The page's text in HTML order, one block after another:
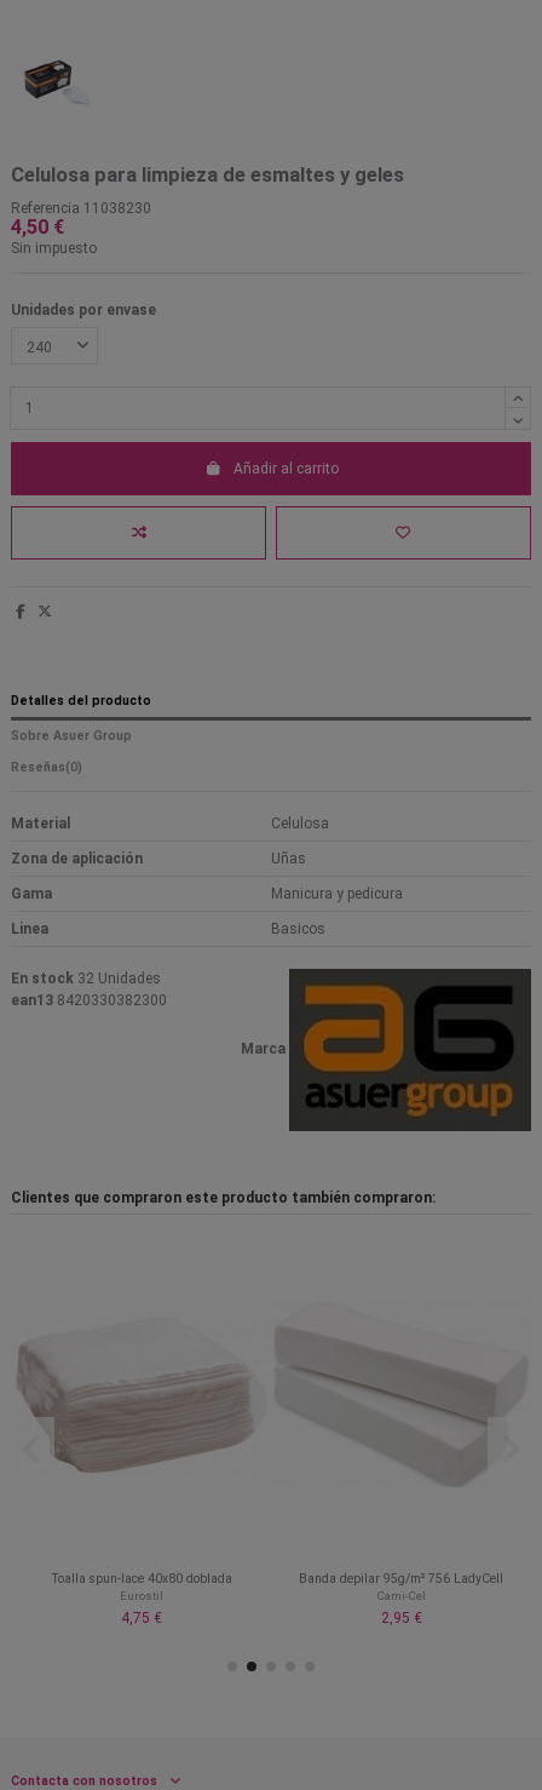
Celulosa para limpieza de esmaltes y geles
Referencia 11038230
4,50 €
Sin impuesto
Unidades por envase
Añadir al carrito
Detalles del producto
Sobre Asuer Group
Reseñas(0)
Material Celulosa
Zona de aplicación Uñas
Gama Manicura y pedicura
Linea Basicos
Marca
En stock 32 Unidades
ean13 8420330382300
Clientes que compraron este producto también compraron:
Toalla spun-lace 40x80 doblada
Eurostil
4,75 €
Banda depilar 95g/m² 756 LadyCell
Cami-Cel
2,95 €
Contacta con nosotros